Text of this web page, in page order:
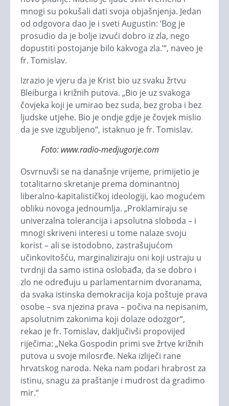
mnogi su pokušali dati svoja objašnjenja. Jedan
od odgovora dao je i sveti Augustin: ‘Bog je
prosudio da je bolje izvući dobro iz zla, nego
dopustiti postojanje bilo kakvoga zla.’“, naveo je
fr. Tomislav.
Izrazio je vjeru da je Krist bio uz svaku žrtvu
Bleiburga i križnih putova. „Bio je uz svakoga
čovjeka koji je umirao bez suda, bez groba i bez
ljudske utjehe. Bio je ondje gdje je čovjek mislio
da je sve izgubljeno“, istaknuo je fr. Tomislav.
Foto: www.radio-medjugorje.com
Osvrnuvši se na današnje vrijeme, primijetio je
totalitarno skretanje prema dominantnoj
liberalno-kapitalističkoj ideologiji, kao mogućem
obliku novoga jednoumlja. „Proklamiraju se
univerzalna tolerancija i apsolutna sloboda – i
mnogi skriveni interesi u tome nalaze svoju
korist – ali se istodobno, zastrašujućom
učinkovitošću, marginaliziraju oni koji ustraju u
tvrdnji da samo istina oslobađa, da se dobro i
zlo ne određuju u parlamentarnim dvoranama,
da svaka istinska demokracija koja poštuje prava
osobe – sva njezina prava – počiva na nepisanim,
apsolutnim zakonima koji dolaze odozgor“,
rekao je fr. Tomislav, daključivši propovijed
riječima: „Neka Gospodin primi sve žrtve križnih
putova u svoje milosrđe. Neka izliječi rane
hrvatskog naroda. Neka nam podari hrabrost za
istinu, snagu za praštanje i mudrost da gradimo
mir.“